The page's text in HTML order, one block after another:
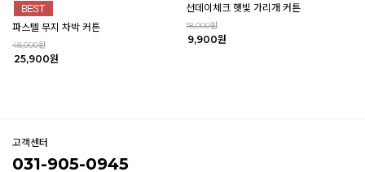
파스텔 무지 차박 커튼
48,000원
25,900원
선데이체크 햇빛 가리개 커튼
18,000원
9,900원
고객센터
031-905-0945